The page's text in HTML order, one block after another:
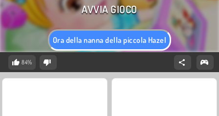
Ora della nanna della piccola Hazel
84%